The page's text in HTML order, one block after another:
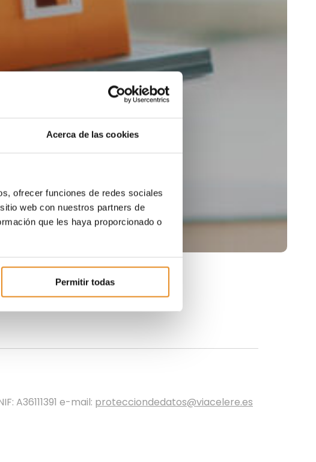
Acerca de las cookies
ofrecer funciones de redes sociales
web con nuestros partners de
que les haya proporcionado o
Permitir todas
A36111391 e-mail: protecciondedatos@viacelere.es